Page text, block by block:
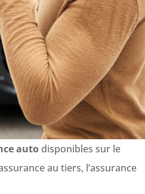
auto disponibles sur le
au tiers, l’assurance